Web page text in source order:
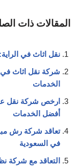
المقالات ذات
نقل اثاث في
شركة نقل اثاث في
الخدمات
ارخص شركة نقل
أفضل الخدمات
تعاقد شركة رش
في السعودية
التعاقد مع شركة